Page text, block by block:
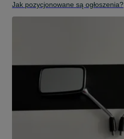
Jak pozycjonowane są ogłoszenia?